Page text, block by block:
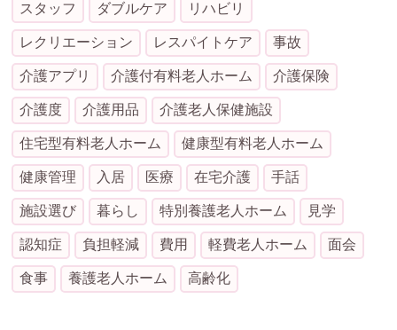
スタッフ ダブルケア リハビリ
レクリエーション レスパイトケア 事故
介護アプリ 介護付有料老人ホーム 介護保険
介護度 介護用品 介護老人保健施設
住宅型有料老人ホーム 健康型有料老人ホーム
健康管理 入居 医療 在宅介護 手話
施設選び 暮らし 特別養護老人ホーム 見学
認知症 負担軽減 費用 軽費老人ホーム 面会
食事 養護老人ホーム 高齢化